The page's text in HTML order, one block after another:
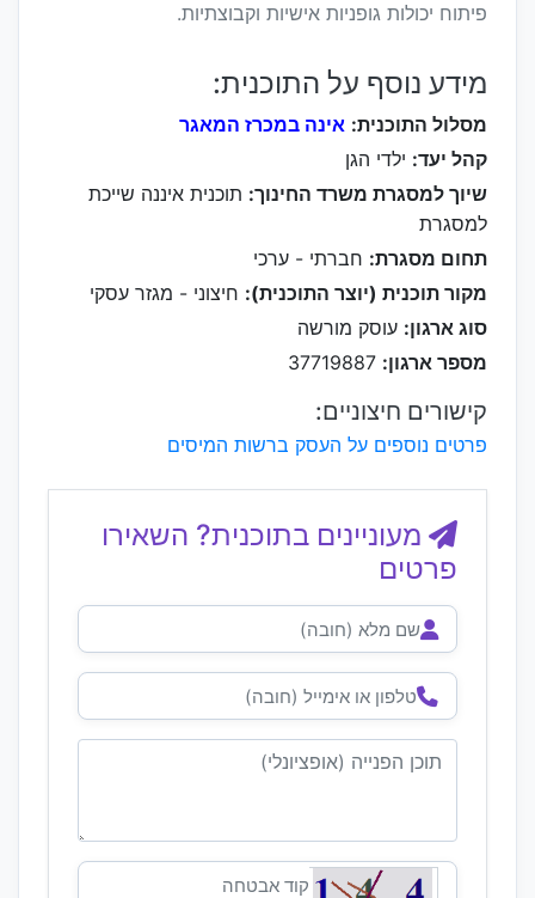
פיתוח יכולות גופניות אישיות וקבוצתיות.
מידע נוסף על התוכנית:
מסלול התוכנית: אינה במכרז המאגר
קהל יעד: ילדי הגן
שיוך למסגרת משרד החינוך: תוכנית איננה שייכת
למסגרת
תחום מסגרת: חברתי - ערכי
מקור תוכנית (יוצר התוכנית): חיצוני - מגזר עסקי
סוג ארגון: עוסק מורשה
מספר ארגון:
קישורים חיצוניים:
פרטים נוספים על העסק ברשות המיסים
מעוניינים בתוכנית? השאירו
פרטים